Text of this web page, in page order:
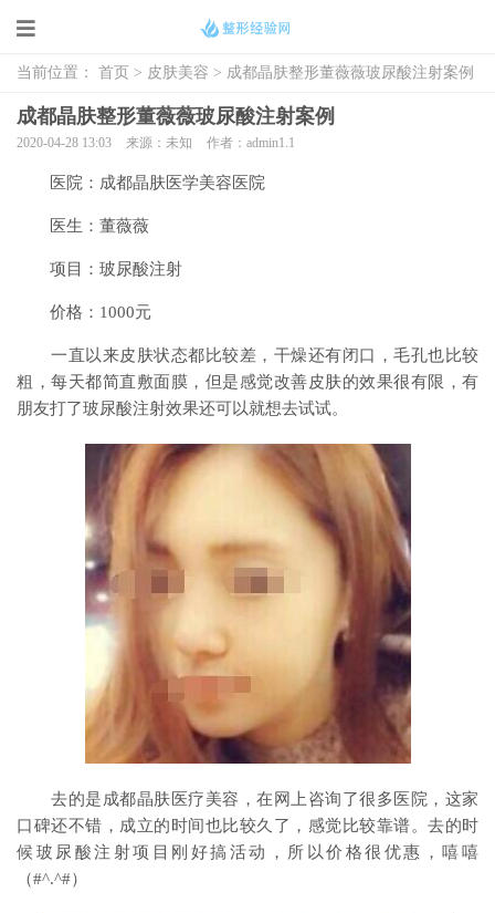
当前位置： 首页 > 皮肤美容 > 成都晶肤整形董薇薇玻尿酸注射案例
成都晶肤整形董薇薇玻尿酸注射案例
2020-04-28 13:03 来源：未知 作者：admin1.1
医院：成都晶肤医学美容医院
医生：董薇薇
项目：玻尿酸注射
价格：1000元
一直以来皮肤状态都比较差，干燥还有闭口，毛孔也比较
粗，每天都简直敷面膜，但是感觉改善皮肤的效果很有限，有
朋友打了玻尿酸注射效果还可以就想去试试。
去的是成都晶肤医疗美容，在网上咨询了很多医院，这家
口碑还不错，成立的时间也比较久了，感觉比较靠谱。去的时
候玻尿酸注射项目刚好搞活动，所以价格很优惠，嘻嘻
（#^.^#）